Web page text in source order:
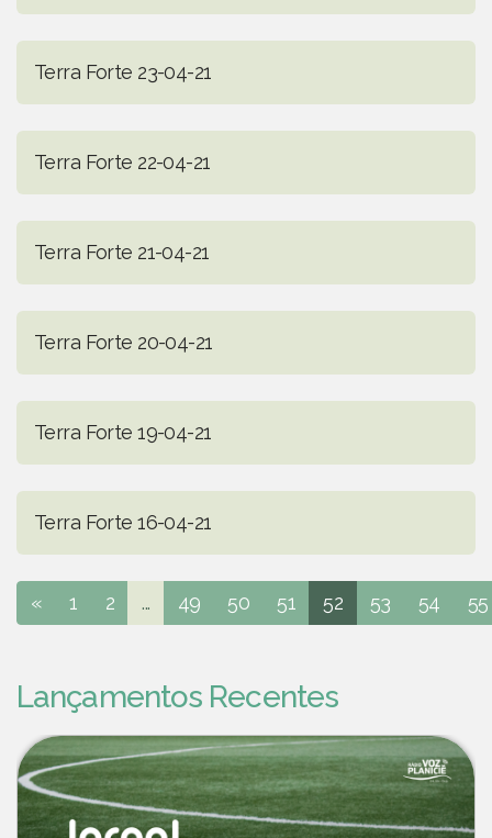
Terra Forte 23-04-21
Terra Forte 22-04-21
Terra Forte 21-04-21
Terra Forte 20-04-21
Terra Forte 19-04-21
Terra Forte 16-04-21
« 1 2 ... 49 50 51 52 53 54 55
Lançamentos Recentes